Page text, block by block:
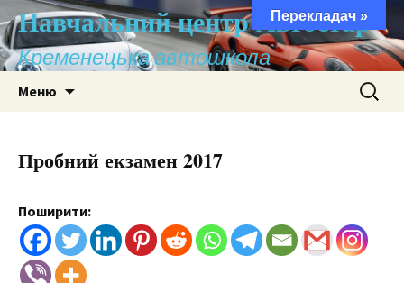
Навчальний центр Автостар
Кременецька автошкола
Меню Пошук:
Пробний екзамен 2017
Поширити:
Перекладач »